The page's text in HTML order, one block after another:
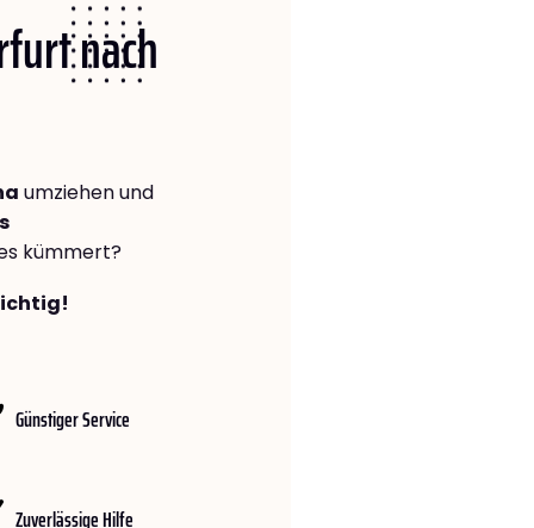
nach
umziehen und
kümmert?
Günstiger Service
Zuverlässige Hilfe